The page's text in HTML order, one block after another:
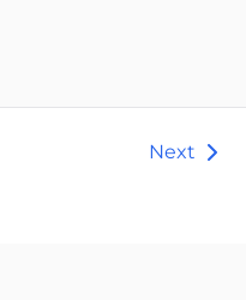
Next